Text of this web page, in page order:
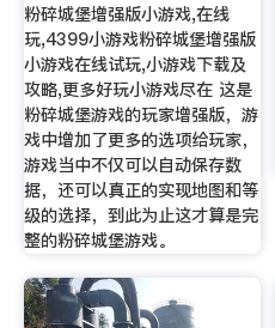
粉碎城堡增强版小游戏,在线
玩,4399小游戏粉碎城堡增强版
小游戏在线试玩,小游戏下载及
攻略,更多好玩小游戏尽在 这是
粉碎城堡游戏的玩家增强版，游
戏中增加了更多的选项给玩家，
游戏当中不仅可以自动保存数
据，还可以真正的实现地图和等
级的选择，到此为止这才算是完
整的粉碎城堡游戏。